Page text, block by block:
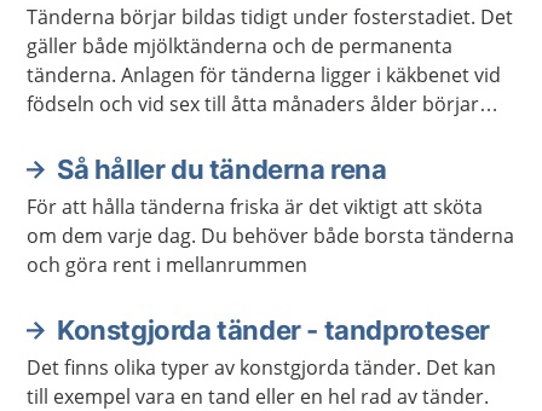
Tänderna börjar bildas tidigt under fosterstadiet. Det
gäller både mjölktänderna och de permanenta
tänderna. Anlagen för tänderna ligger i käkbenet vid
födseln och vid sex till åtta månaders ålder börjar
Så håller du tänderna rena
För att hålla tänderna friska är det viktigt att sköta
om dem varje dag. Du behöver både borsta tänderna
och göra rent i mellanrummen
Konstgjorda tänder - tandproteser
Det finns olika typer av konstgjorda tänder. Det kan
till exempel vara en tand eller en hel rad av tänder.